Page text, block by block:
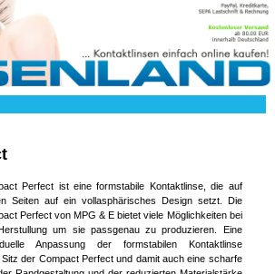
Perfect ist eine formstabile Kontaktlinse, die auf
Seiten auf ein vollasphärisches Design setzt. Die
Perfect von MPG & E bietet viele Möglichkeiten bei
um sie passgenau zu produzieren. Eine
Anpassung der formstabilen Kontaktlinse
der Compact Perfect und damit auch eine scharfe